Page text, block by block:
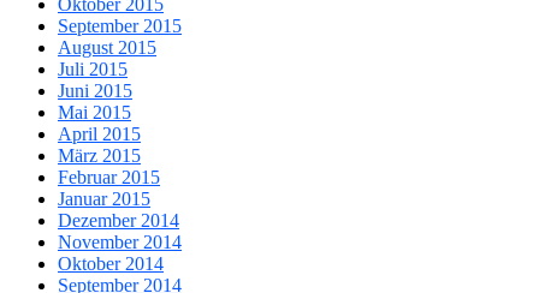
September 2015
August 2015
Juli 2015
Juni 2015
Mai 2015
April 2015
März 2015
Februar 2015
Januar 2015
Dezember 2014
November 2014
Oktober 2014
September 2014